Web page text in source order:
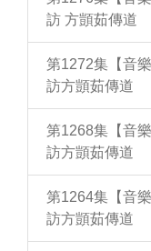
訪 方顗茹傳道
第1272集【音
訪方顗茹傳道
第1268集【音
訪方顗茹傳道
第1264集【音
訪方顗茹傳道